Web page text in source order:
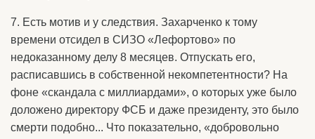
7. Есть мотив и у следствия. Захарченко к тому
времени отсидел в СИЗО «Лефортово» по
недоказанному делу 8 месяцев. Отпускать его,
расписавшись в собственной некомпетентности? На
фоне «скандала с миллиардами», о которых уже было
доложено директору ФСБ и даже президенту, это было
смерти подобно... Что показательно, «добровольно